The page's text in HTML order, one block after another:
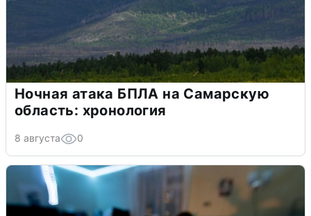
Ночная атака БПЛА на Самарскую
область: хронология
8 августа 0